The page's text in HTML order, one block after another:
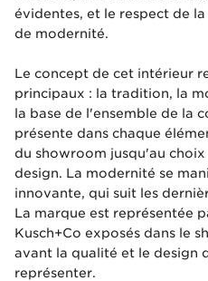
évidentes, et le respect de
de modernité.
Le concept de cet intérieur
principaux : la tradition, la
la base de l'ensemble de la
présente dans chaque
du showroom jusqu'au
design. La modernité se
innovante, qui suit les
La marque est représentée
Kusch+Co exposés dans le
avant la qualité et le design
représenter.